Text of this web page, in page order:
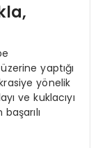
yaptığı
yönelik
ve kuklacıyı